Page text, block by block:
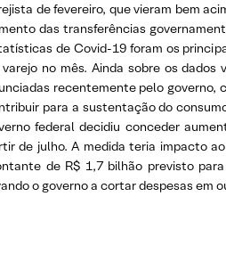
de fevereiro, que vieram bem
das transferências
de Covid-19 foram os
no mês. Ainda sobre os
recentemente pelo governo,
para a sustentação do
federal decidiu conceder
de julho. A medida teria impacto
de R$ 1,7 bilhão previsto
o governo a cortar despesas em